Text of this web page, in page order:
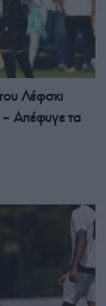
Λέφσκι
Απέφυγε τα